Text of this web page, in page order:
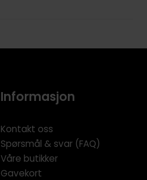
Informasjon
Kontakt oss
Spørsmål & svar (FAQ)
Våre butikker
Gavekort